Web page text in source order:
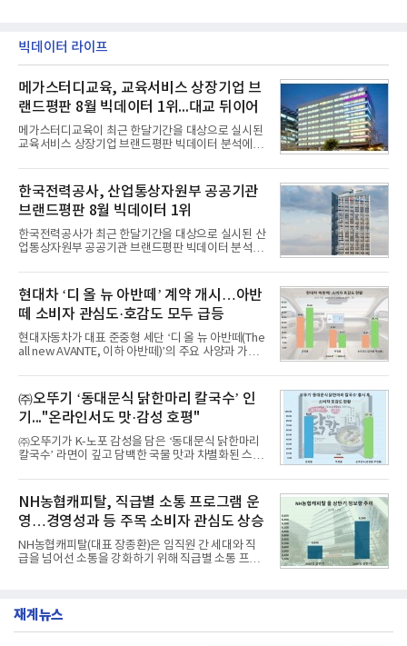
빅데이터 라이프
메가스터디교육, 교육서비스 상장기업 브
랜드평판 8월 빅데이터 1위...대교 뒤이어
메가스터디교육이 최근 한달기간을 대상으로 실시된
교육서비스 상장기업 브랜드평판 빅데이터 분석에서
일 한국기업평판연구소(소장 구창환)는 국내 교육서
비스 상장기업 브랜드를 대상으로 지난 7월 7일부터
8월 7일까지 수집된 소비자 빅데이터 10,074,233건
을 분석한 결과, 메가스터디교육이 브랜드평판지수
1,710,926을 기록하며 8월 1위에 올랐다고 밝혔다.
분석에 활용된 빅데이터는 지난 7월(9,491,206건) 대
비 6.14% 증가한 수치로, 교육서비스 상장기업 브랜
디교육, 대교, 디지
한국전력공사, 산업통상자원부 공공기관
브랜드평판 8월 빅데이터 1위
한국전력공사가 최근 한달기간을 대상으로 실시된 산
업통상자원부 공공기관 브랜드평판 빅데이터 분석에
이 순으로 뒤를 이었다.7일 한국기업평판연구소(소장
구창환)는 산업통상자원부 공공기관 41개 브랜드를
대상으로 지난 7월 7일부터 8월 7일까지 수집된 소비
자 빅데이터 91,102,549건을 분석한 결과, 한국전력
공사가 브랜드평판지수 10,670,633을 기록하며 8월
1위에 올랐다고 밝혔다. 분석에 활용된 빅데이터는 지
난 7월(88,893,823건) 대비 2.48% 증가한 수치다.연
수력원자력, 한국석
현대차 ‘디 올 뉴 아반떼’ 계약 개시…아반
떼 소비자 관심도·호감도 모두 급등
현대자동차가 대표 준중형 세단 ‘디 올 뉴 아반떼(The
all new AVANTE, 이하 아반떼)’의 주요 사양과 가격
떼는 6년 만에 선보이는 8세대 완전변경 모델로, ▲정
교한 선과 면을 중심으로 완성한 파격적인 디자인 ▲
과거 중형 세단 수준으로 확대된 차체 제원 ▲글로벌
최고 수준의 안전성 ▲성능과 효율을 동시에 높인 주
행 완성도 ▲첨단 편의 및 디지털 사양 적용 등을 통해
글로벌 준중형 세단의 새로운 기준을 세웠다.아반떼
는 가솔린 2.0과 1.6 하이브리드 두 가지 파워트레인
넘
㈜오뚜기 ‘동대문식 닭한마리 칼국수’ 인
기..."온라인서도 맛·감성 호평"
㈜오뚜기가 K-노포 감성을 담은 ‘동대문식 닭한마리
칼국수’ 라면이 깊고 담백한 국물 맛과 차별화된 스토
혔다.‘동대문식 닭한마리 칼국수’는 예상을 뛰어넘는
소비자 호응에 힘입어 지난 7월 13일 첫 선을 보인 지
단 18일 만에 누적 판매량 50만 개를 돌파하는 성과를
거두었다.이번 신제품은 개발진이 전국의 닭한마리
전문점을 직접 찾아 다니며 최적의 육수 비율을 완성
했다. 자극적이지 않으면서도 깊은 닭육수에 마늘의
개운한 풍미를 더했으며, 국물이 잘 배어들면서도 쫄
서도
NH농협캐피탈, 직급별 소통 프로그램 운
영…경영성과 등 주목 소비자 관심도 상승
NH농협캐피탈(대표 장종환)은 임직원 간 세대와 직
급을 넘어선 소통을 강화하기 위해 직급별 소통 프로
영지원부 홍보팀과 2026년 새로이(e)＊가 공동 주관
재계뉴스